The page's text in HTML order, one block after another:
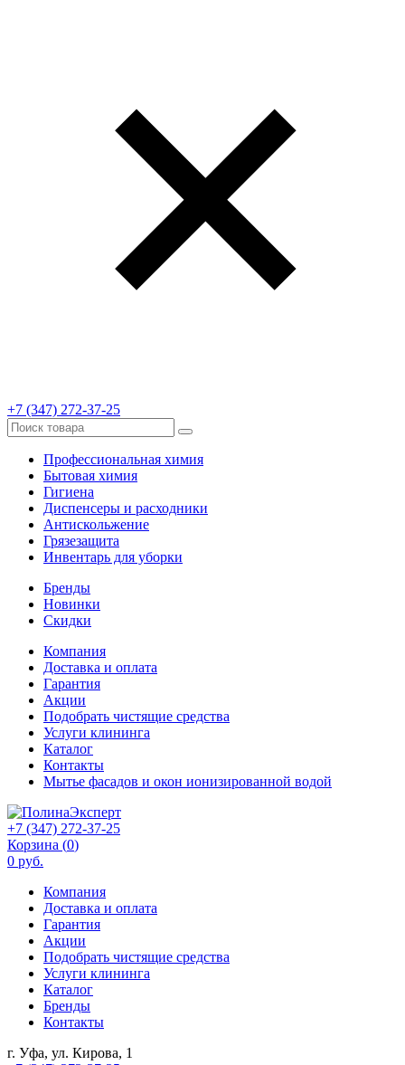
+7 (347) 272-37-25
Профессиональная химия
Бытовая химия
Гигиена
Диспенсеры и расходники
Антискольжение
Грязезащита
Инвентарь для уборки
Бренды
Новинки
Скидки
Компания
Доставка и оплата
Гарантия
Акции
Подобрать чистящие средства
Услуги клининга
Каталог
Контакты
Мытье фасадов и окон ионизированной водой
+7 (347) 272-37-25
Корзина (0)
0 руб.
Компания
Доставка и оплата
Гарантия
Акции
Подобрать чистящие средства
Услуги клининга
Каталог
Бренды
Контакты
г. Уфа, ул. Кирова, 1